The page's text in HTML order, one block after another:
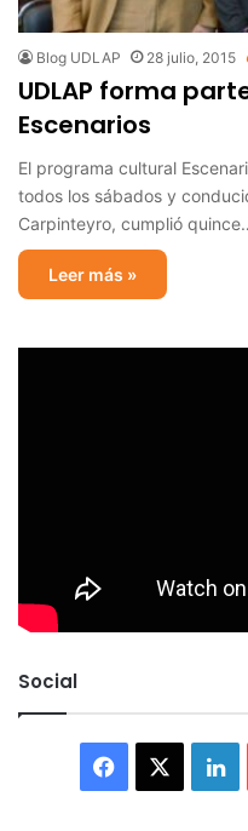
Blog UDLAP 28 julio, 2015
UDLAP forma
Escenarios
El programa cultural
todos los sábados y
Carpinteyro, cumplió
Leer más »
Social
Facebook